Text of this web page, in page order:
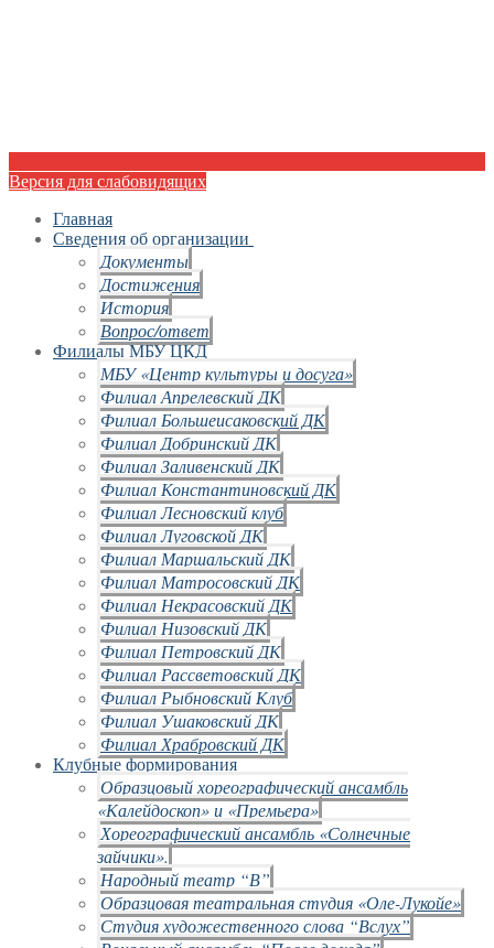
Версия для слабовидящих
Главная
Сведения об организации
Документы
Достижения
История
Вопрос/ответ
Филиалы МБУ ЦКД
МБУ «Центр культуры и досуга»
Филиал Апрелевский ДК
Филиал Большеисаковский ДК
Филиал Добринский ДК
Филиал Заливенский ДК
Филиал Константиновский ДК
Филиал Лесновский клуб
Филиал Луговской ДК
Филиал Маршальский ДК
Филиал Матросовский ДК
Филиал Некрасовский ДК
Филиал Низовский ДК
Филиал Петровский ДК
Филиал Рассветовский ДК
Филиал Рыбновский Клуб
Филиал Ушаковский ДК
Филиал Храбровский ДК
Клубные формирования
Образцовый хореографический ансамбль
«Калейдоскоп» и «Премьера»
Хореографический ансамбль «Солнечные
зайчики».
Народный театр “В”
Образцовая театральная студия «Оле-Лукойе»
Студия художественного слова “Вслух”